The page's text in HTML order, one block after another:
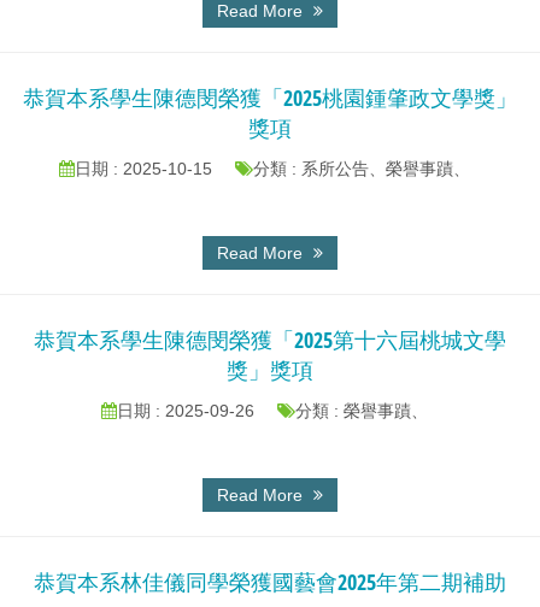
Read More
恭賀本系學生陳德閔榮獲「2025桃園鍾肇政文學獎」
獎項
日期 : 2025-10-15 分類 : 系所公告、榮譽事蹟、
Read More
恭賀本系學生陳德閔榮獲「2025第十六屆桃城文學
獎」獎項
日期 : 2025-09-26 分類 : 榮譽事蹟、
Read More
恭賀本系林佳儀同學榮獲國藝會2025年第二期補助